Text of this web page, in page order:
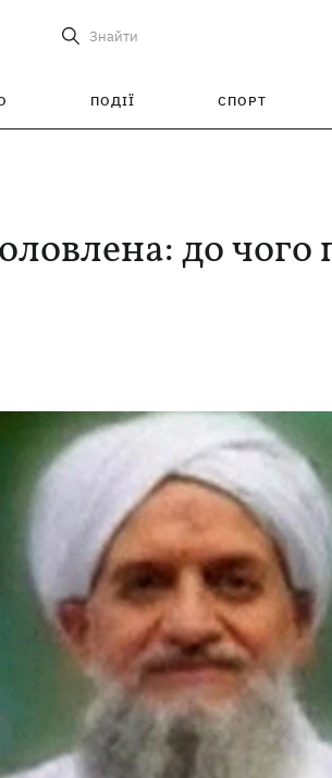
Знайти
ПОДІЇ СПОРТ
до чого